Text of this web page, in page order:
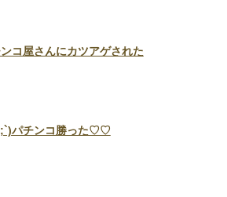
コ屋さんにカツアゲされた
パチンコ勝った♡♡